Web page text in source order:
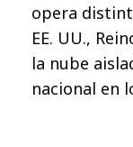
opera
EE. UU.,
la nube
nacional en